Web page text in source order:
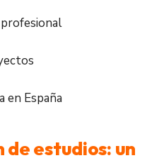
en España
de estudios: un